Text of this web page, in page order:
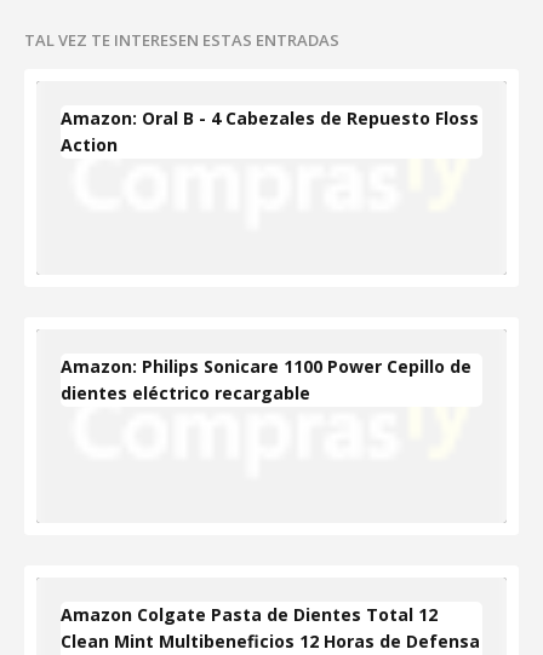
TAL VEZ TE INTERESEN ESTAS ENTRADAS
Amazon: Oral B - 4 Cabezales de Repuesto Floss
Action
Amazon: Philips Sonicare 1100 Power Cepillo de
dientes eléctrico recargable
Amazon Colgate Pasta de Dientes Total 12
Clean Mint Multibeneficios 12 Horas de Defensa